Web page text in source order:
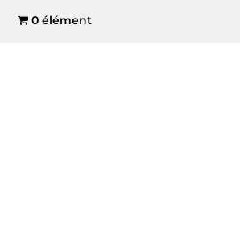
0 élément